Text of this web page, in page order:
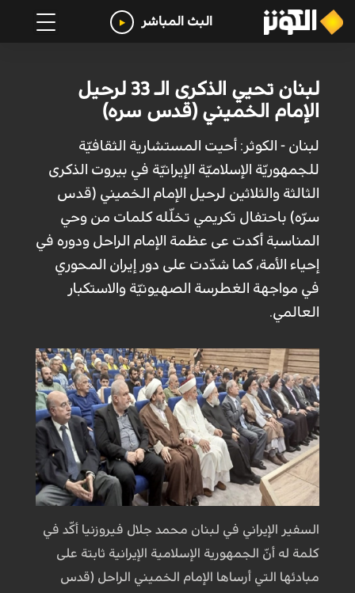
البث المباشر
لبنان تحيي الذكرى الـ 33 لرحيل
الإمام الخميني (قدس سره)
لبنان - الكوثر: أحيت المستشارية الثقافيّة
للجمهوريّة الإسلاميّة الإيرانيّة في بيروت الذكرى
الثالثة والثلاثين لرحيل الإمام الخميني (قدس
سرّه) باحتفال تكريمي تخلّله كلمات من وحي
المناسبة أكدت عى عظمة الإمام الراحل ودوره في
إحياء الأمة، كما شدّدت على دور إيران المحوري
في مواجهة الغطرسة الصهيونيّة والاستكبار
العالمي.
السفير الإيراني في لبنان محمد جلال فيروزنيا أكّد في
كلمة له أنّ الجمهورية الإسلامية الإيرانية ثابتة على
مبادئها التي أرساها الإمام الخميني الراحل (قدس